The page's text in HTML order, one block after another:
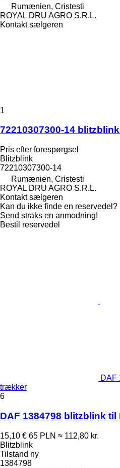
Rumænien, Cristesti
ROYAL DRU AGRO S.R.L.
Kontakt sælgeren
1
72210307300-14
Pris efter forespørgsel
Blitzblink
72210307300-14
Rumænien, Cristesti
ROYAL DRU AGRO S.R.L.
Kontakt sælgeren
Kan du ikke finde en reservedel?
Send straks en anmodning!
Bestil reservedel
DAF
trækker
6
DAF 1384798 blitzblink
15,10 € 65 PLN ≈ 112,80 kr.
Blitzblink
Tilstand ny
1384798